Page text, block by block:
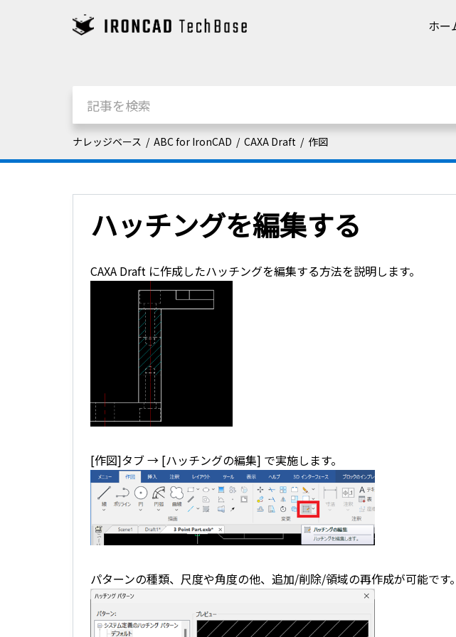
ホー
ナレッジベース ABC for IronCAD CAXA Draft 作図
ハッチングを編集する
CAXA Draft に作成したハッチングを編集する方法を説明します。
[作図]タブ → [ハッチングの編集] で実施します。
パターンの種類、尺度や角度の他、追加/削除/領域の再作成が可能です。